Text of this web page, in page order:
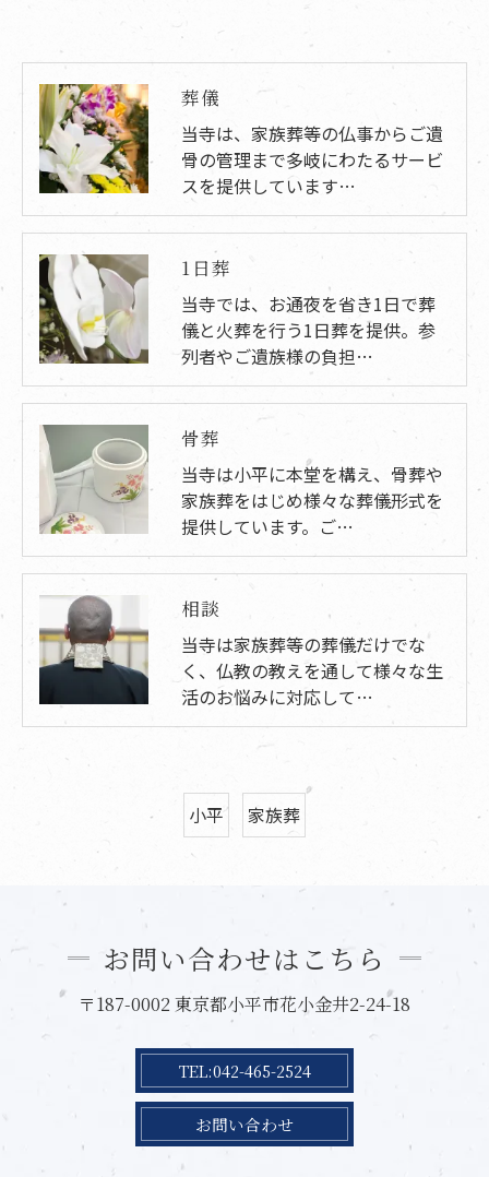
葬儀
当寺は、家族葬等の仏事からご遺
骨の管理まで多岐にわたるサービ
スを提供しています…
1日葬
当寺では、お通夜を省き1日で葬
儀と火葬を行う1日葬を提供。参
列者やご遺族様の負担…
骨葬
当寺は小平に本堂を構え、骨葬や
家族葬をはじめ様々な葬儀形式を
提供しています。ご…
相談
当寺は家族葬等の葬儀だけでな
く、仏教の教えを通して様々な生
活のお悩みに対応して…
小平 家族葬
お問い合わせはこちら
〒187-0002 東京都小平市花小金井2-24-18
TEL:042-465-2524
お問い合わせ